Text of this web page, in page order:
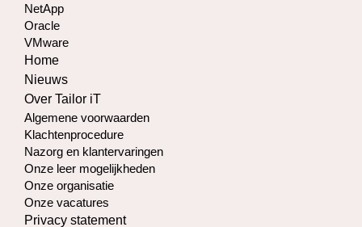
NetApp
Oracle
VMware
Home
Nieuws
Over Tailor iT
Algemene voorwaarden
Klachtenprocedure
Nazorg en klantervaringen
Onze leer mogelijkheden
Onze organisatie
Onze vacatures
Privacy statement